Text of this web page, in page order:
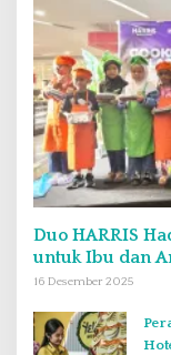
Duo HARRIS
untuk Ibu dan
Kimbab
16 Desember 2025